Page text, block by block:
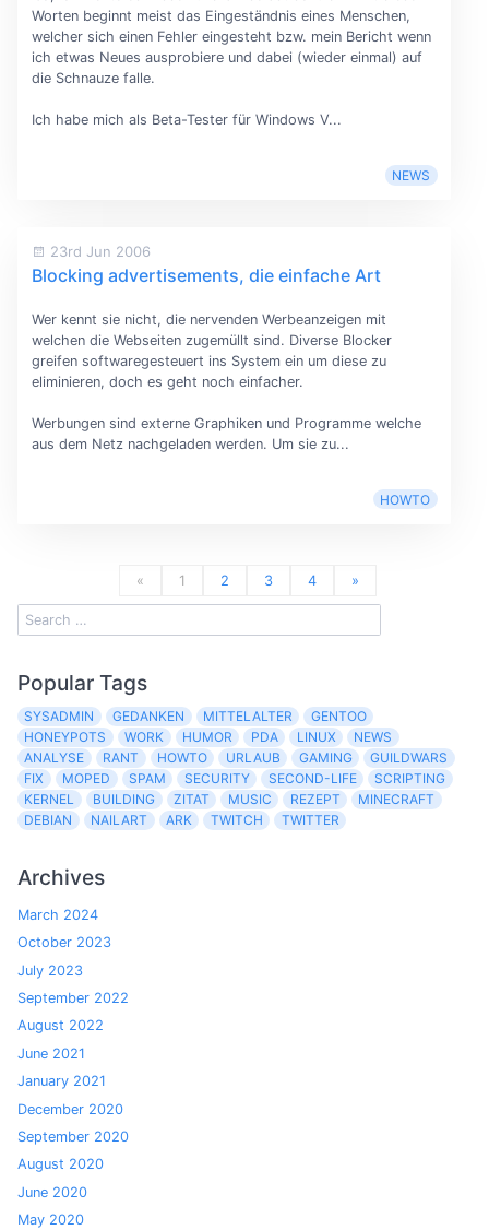
Worten beginnt meist das Eingeständnis eines Menschen,
welcher sich einen Fehler eingesteht bzw. mein Bericht wenn
ich etwas Neues ausprobiere und dabei (wieder einmal) auf
die Schnauze falle.
Ich habe mich als Beta-Tester für Windows V...
NEWS
23rd Jun 2006
Blocking advertisements, die einfache Art
Wer kennt sie nicht, die nervenden Werbeanzeigen mit
welchen die Webseiten zugemüllt sind. Diverse Blocker
greifen softwaregesteuert ins System ein um diese zu
eliminieren, doch es geht noch einfacher.
Werbungen sind externe Graphiken und Programme welche
aus dem Netz nachgeladen werden. Um sie zu...
HOWTO
« 1 2 3 4 »
Popular Tags
SYSADMIN GEDANKEN MITTELALTER
GENTOO
HONEYPOTS
WORK HUMOR PDA LINUX
NEWS
ANALYSE
RANT HOWTO URLAUB GAMING
GUILDWARS
FIX
MOPED SPAM SECURITY SECOND-LIFE
SCRIPTING
KERNEL
BUILDING ZITAT MUSIC REZEPT
MINECRAFT
DEBIAN
NAILART ARK TWITCH TWITTER
Archives
March 2024
October 2023
July 2023
September 2022
August 2022
June 2021
January 2021
December 2020
September 2020
August 2020
June 2020
May 2020